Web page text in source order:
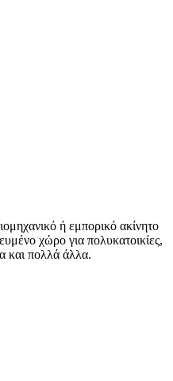
ή εμπορικό ακίνητο
χώρο για πολυκατοικίες,
και πολλά άλλα.